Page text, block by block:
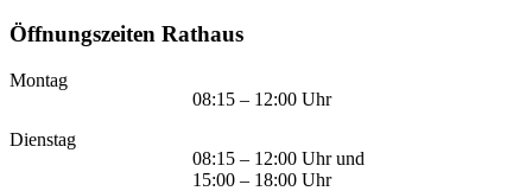
Öffnungszeiten Rathaus
Montag
08:15 – 12:00 Uhr
Dienstag
08:15 – 12:00 Uhr und
15:00 – 18:00 Uhr